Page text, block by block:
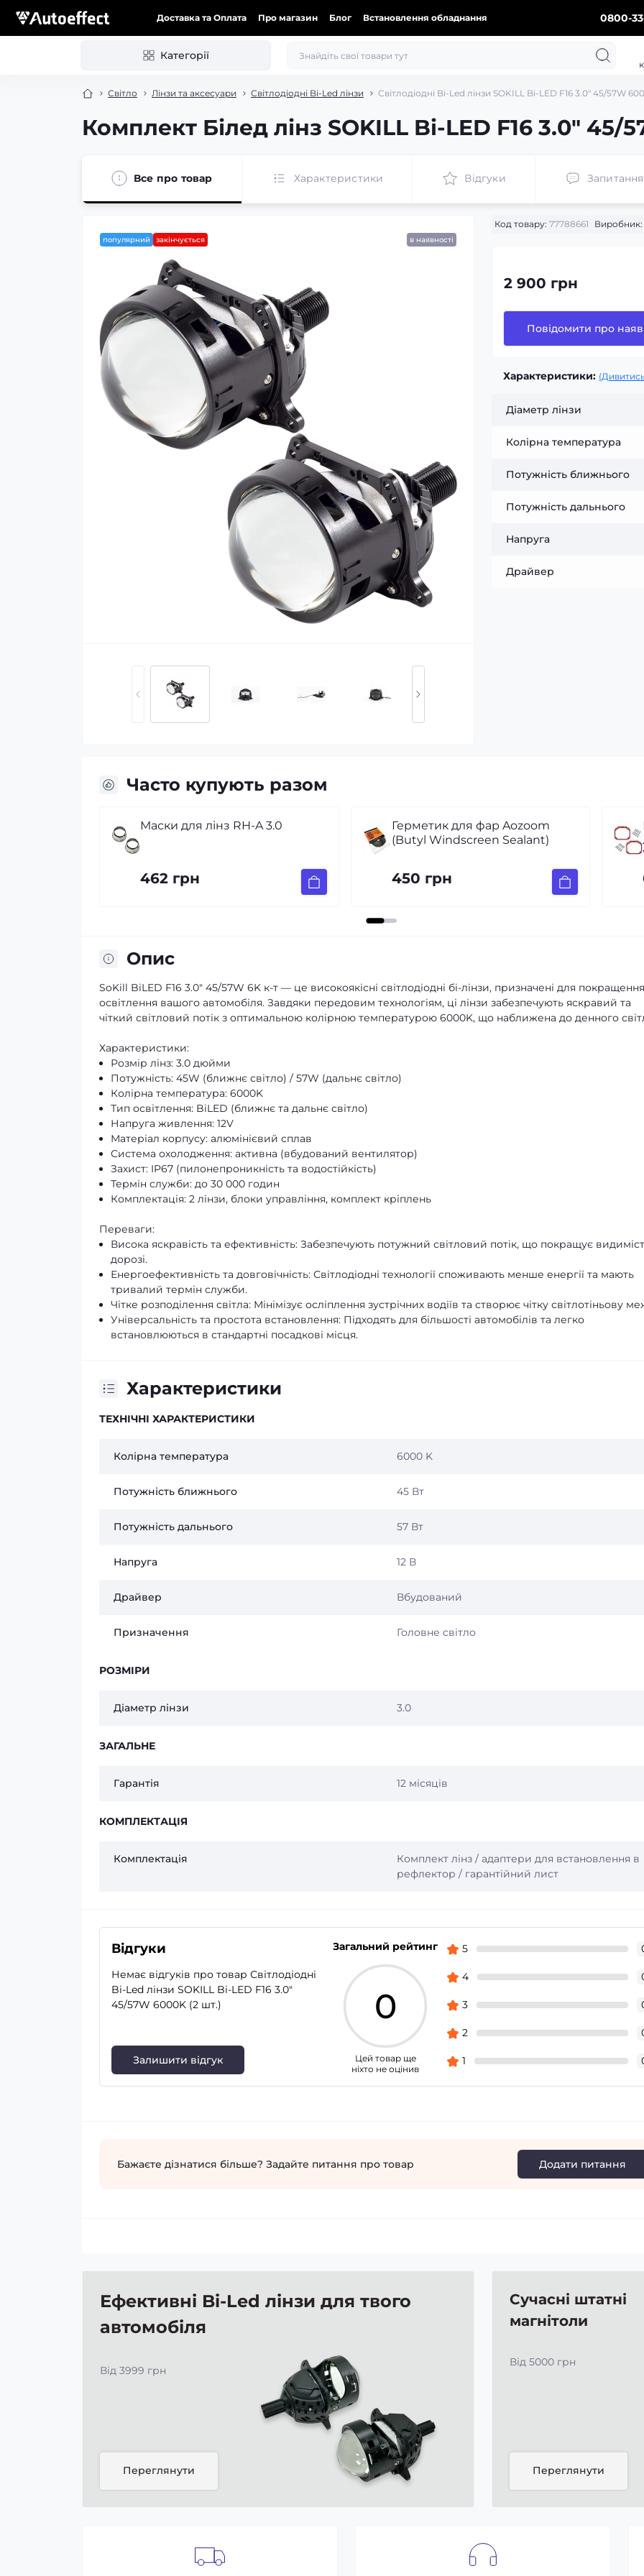
Доставка та Оплата Про магазин Блог Встановлення обладнання 0800-
Категорії
Світло Лінзи та аксесуари Світлодіодні Bi-Led лінзи Світлодіодні Bi-Led лінзи SOKILL Bi-LED F16 3.0" 45/57W
Комплект Білед лінз SOKILL Bi-LED F16 3.0" 45/
Все про товар Характеристики Відгуки Запитання
популярний закінчується в наявності
Код товару: 77788661 Виробник:
2 900 грн
Повідомити про
Характеристики:
Діаметр лінзи
Колірна температура
Потужність ближнього
Потужність дальнього
Напруга
Драйвер
Часто купують разом
Герметик для фар Aozoom
(Butyl Windscreen Sealant)
Перехідні рамки для заміни
лінз Mercedes-Benz ML-Class
Опис
SoKill BiLED F16 3.0" 45/57W 6K к-т — це високоякісні світлодіодні бі-лінзи, призначені для покращення
освітлення вашого автомобіля. Завдяки передовим технологіям, ці лінзи забезпечують яскравий та
чіткий світловий потік з оптимальною колірною температурою 6000K, що наближена до денного
Характеристики:
Розмір лінз: 3.0 дюйми
Потужність: 45W (ближнє світло) / 57W (дальнє світло)
Колірна температура: 6000K
Тип освітлення: BiLED (ближнє та дальнє світло)
Напруга живлення: 12V
Матеріал корпусу: алюмінієвий сплав
Система охолодження: активна (вбудований вентилятор)
Захист: IP67 (пилонепроникність та водостійкість)
Термін служби: до 30 000 годин
Комплектація: 2 лінзи, блоки управління, комплект кріплень
Переваги:
Висока яскравість та ефективність: Забезпечують потужний світловий потік, що покращує
дорозі.
Енергоефективність та довговічність: Світлодіодні технології споживають менше енергії та мають
тривалий термін служби.
Чітке розподілення світла: Мінімізує осліплення зустрічних водіїв та створює чітку світлотіньову
Універсальність та простота встановлення: Підходять для більшості автомобілів та легко
встановлюються в стандартні посадкові місця.
Характеристики
ТЕХНІЧНІ ХАРАКТЕРИСТИКИ
Колірна температура 6000 K
Потужність ближнього 45 Вт
Потужність дальнього 57 Вт
Напруга 12 В
Драйвер Вбудований
Призначення Головне світло
РОЗМІРИ
Діаметр лінзи 3.0
ЗАГАЛЬНЕ
Гарантія 12 місяців
КОМПЛЕКТАЦІЯ
Комплектація
Комплект лінз / адаптери для встановлення в
рефлектор / гарантійний лист
Відгуки
Немає відгуків про товар Світлодіодні
Bi-Led лінзи SOKILL Bi-LED F16 3.0"
45/57W 6000K (2 шт.)
Залишити відгук
Загальний рейтинг
0
Цей товар ще
ніхто не оцінив
5
4
3
2
1
Бажаєте дізнатися більше? Задайте питання про товар Додати питання
Ефективні Bi-Led лінзи для твого
автомобіля
Від 3999 грн
Переглянути
Сучасні штатні
магнітоли
Від 5000 грн
Переглянути